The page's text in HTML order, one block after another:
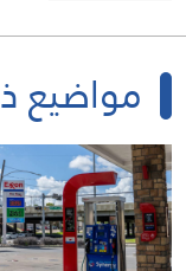
مواضيع